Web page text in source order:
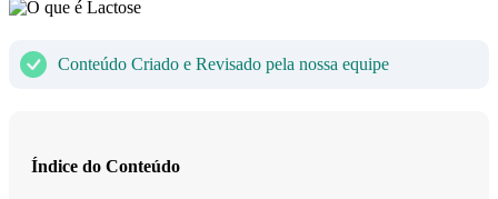
Conteúdo Criado e Revisado pela nossa equipe
Índice do Conteúdo